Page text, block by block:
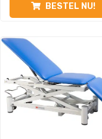
BESTEL NU!